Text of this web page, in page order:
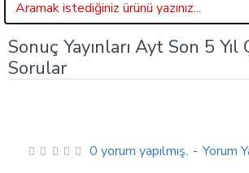
Sonuç Yayınları Ayt Son 5 Yıl
Sorular
0 yorum yapılmış. - Yorum